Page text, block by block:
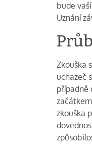
bude
Uznání
Zkouška
uchazeč
případně
zkouška